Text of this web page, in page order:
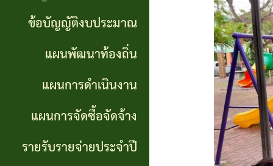
รัฐ
(e-
GP)
คู่มือ
การ
ประจำ
ปี
รายงาน
ผลการ
ดำเนิน
กิจกรรม
การ
ประชุม
สภา
แผน
ข้อบัญญัติงบประมาณ
แผนพัฒนาท้องถิ่น
แผนการดำเนินงาน
แผนการจัดซื้อจัดจ้าง
รายรับรายจ่ายประจำปี